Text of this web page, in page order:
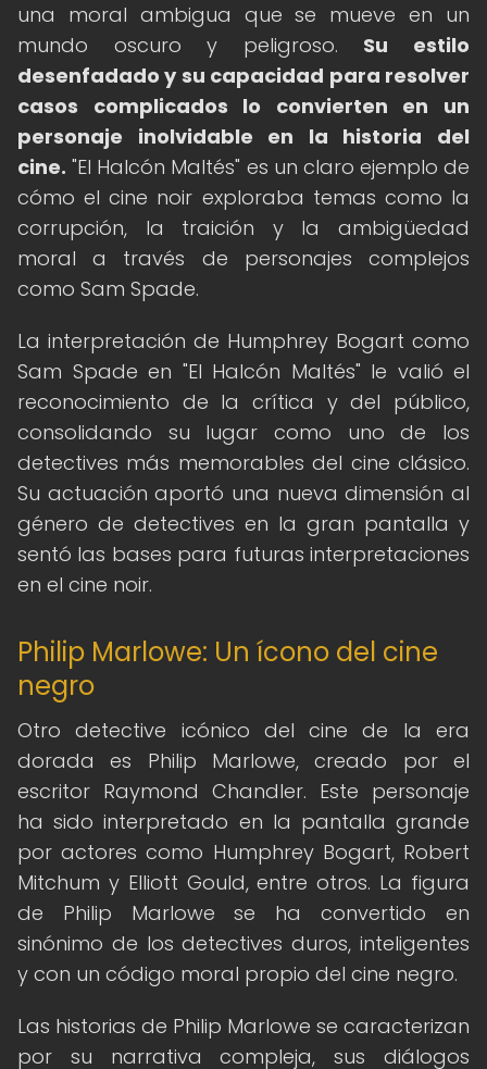
una moral ambigua que se mueve en un
mundo oscuro y peligroso. Su estilo
desenfadado y su capacidad para resolver
casos complicados lo convierten en un
personaje inolvidable en la historia del
cine. "El Halcón Maltés" es un claro ejemplo de
cómo el cine noir exploraba temas como la
corrupción, la traición y la ambigüedad
moral a través de personajes complejos
como Sam Spade.
La interpretación de Humphrey Bogart como
Sam Spade en "El Halcón Maltés" le valió el
reconocimiento de la crítica y del público,
consolidando su lugar como uno de los
detectives más memorables del cine clásico.
Su actuación aportó una nueva dimensión al
género de detectives en la gran pantalla y
sentó las bases para futuras interpretaciones
en el cine noir.
Philip Marlowe: Un ícono del cine
negro
Otro detective icónico del cine de la era
dorada es Philip Marlowe, creado por el
escritor Raymond Chandler. Este personaje
ha sido interpretado en la pantalla grande
por actores como Humphrey Bogart, Robert
Mitchum y Elliott Gould, entre otros. La figura
de Philip Marlowe se ha convertido en
sinónimo de los detectives duros, inteligentes
y con un código moral propio del cine negro.
Las historias de Philip Marlowe se caracterizan
por su narrativa compleja, sus diálogos